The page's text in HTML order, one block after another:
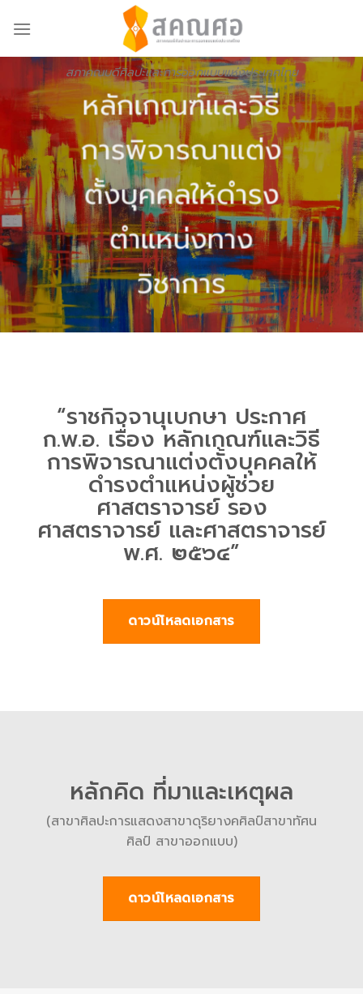
สภาคณบดีศิลปะและการออกแบบแห่งประเทศไทย
หลักเกณฑ์และวิธี
การพิจารณาแต่ง
ตั้งบุคคลให้ดำรง
ตำแหน่งทาง
วิชาการ
“ราชกิจจานุเบกษา ประกาศ
ก.พ.อ. เรื่อง หลักเกณฑ์และวิธี
การพิจารณาแต่งตั้งบุคคลให้
ดำรงตำแหน่งผู้ช่วย
ศาสตราจารย์ รอง
ศาสตราจารย์ และศาสตราจารย์
พ.ศ. ๒๕๖๔”
ดาวน์โหลดเอกสาร
หลักคิด ที่มาและเหตุผล
(สาขาศิลปะการแสดงสาขาดุริยางคศิลป์สาขาทัศน
ศิลป์ สาขาออกแบบ)
ดาวน์โหลดเอกสาร